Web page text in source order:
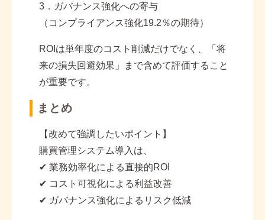
3 ．ガバナンス強化への寄与
（コンプライアンス強化19.2 ％の期待）
ROI は単年度のコスト削減だけでなく、「将
来の損失回避効果」まで含めて評価すること
が重要です。
まとめ
【改めて強調したいポイント】
購買管理システム導入は、
✔ 業務効率化による直接的ROI
✔ コスト可視化による利益改善
✔ ガバナンス強化によるリスク低減